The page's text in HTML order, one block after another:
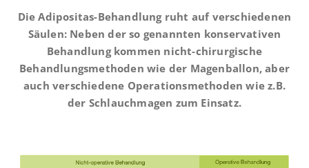
Die Adipositas-Behandlung ruht auf verschiedenen
Säulen: Neben der so genannten konservativen
Behandlung kommen nicht-chirurgische
Behandlungsmethoden wie der Magenballon, aber
auch verschiedene Operationsmethoden wie z.B.
der Schlauchmagen zum Einsatz.